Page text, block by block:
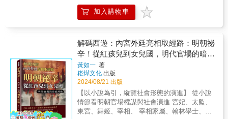
同事的零食(仙丹)，我在佛祖的手上撒尿，就是
要告訴全世界「我！不！幹！了！」★★★萌
漫大話西遊記(2)【三打白骨精·除妖烏雞國】
★★★招牌豆豆眼＋圓滾滾二頭身，超萌的西
天取經團正式出發！趕快跟著唐三藏、孫悟
空、豬八戒、沙悟淨，一起偷吃人參果、三打
白骨精；拯救公主、智鬥黃袍怪，順便騙走金
角和銀角大王的寶貝！◆取經小隊的最後一名
成員沙悟淨，原來是無敵破壞王！到底多笨手
笨腳才被貶出天界？◆吃了可以長生不老的人
參果，要是不讓我孫悟空吃，誰也別想吃！都
吃土吧！（舉著金箍棒亂砸）◆妖界最強綠
反映出宮廷內外的動盪不安。魏忠賢與許顯純
等人為了鞏固權力，不擇手段，導致忠臣良將
相繼受害，朝廷的威信和國家的穩定性受到極
六回至第九十回，明朝面臨著嚴重的外敵威脅
和內部叛亂。趙中丞蕩平妖寇，朱燮元巧擊呂
公車，顯示了部分將領的忠勇與智慧。然而，
明朝在廣寧堡失守和叛徒歸命的事件中暴露了
軍事上的弱點。後續的軍事行動，如張獻忠偽
降、熊文燦的應對，以及楊嗣昌陷歿盧象升的
悲壯故事，都是這段時期的重要內容。戰場上
的勝負與將領的忠誠，成為影響明朝存亡的重
部的權力爭鬥。復河套戰事中，將領蒙受冤
屈，而京城被胡虜侵擾，火光四起。朝廷為了
法，卻外寇奸黨冒功，權貴間的勾心鬥角與權
力爭奪貫穿其中。 ▎用謀與弄巧的權謀較量
第六十五至六十八回講述了胡宗憲用計智
取海盜，而趙文華的弄巧反而觸怒了權奸。汪
寇目中計遭誅，尚美人更衣侍寢的故事揭示了
權貴之間的複雜關係。海剛峰剛正不阿，鄒應
龍夢中得啟示，劾奸的故事突顯了正義與邪惡
的對立。權門勢倒禍及兒曹，王府銀歸途中遭
遇暴客，顯示了權力崩潰時的混亂與無常。 ▎
加入購物車
解碼西遊：內宮外廷亮相取經路：明朝祕
辛！從紅孩兒到女兒國，明代官場的暗流
湧動
黃如一 著
崧燁文化 出版
2024/08/21 出版
【以小說為引，縱覽社會形態的演進】 從小說
情節看明朝官場權謀與社會演進 宮妃、太監、
東宮、舞姬、宰相、 宰相家屬、翰林學士、後